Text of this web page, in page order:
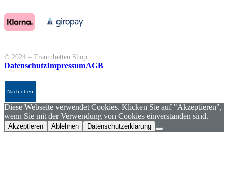
© 2024 – Traumbetten Shop
DatenschutzImpressumAGB
Nach oben
Diese Webseite verwendet Cookies. Klicken Sie auf "Akzeptieren",
wenn Sie mit der Verwendung von Cookies einverstanden sind.
Akzeptieren Ablehnen Datenschutzerklärung